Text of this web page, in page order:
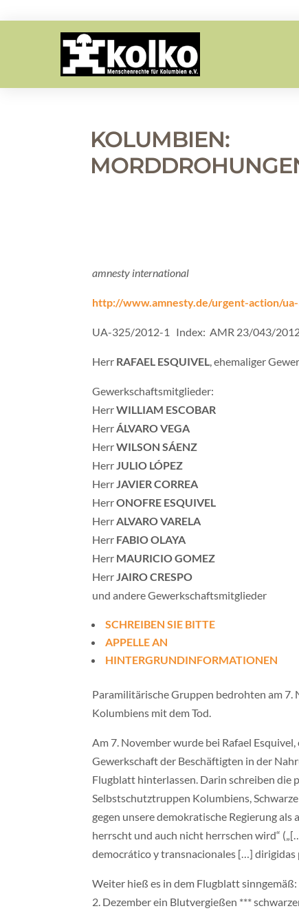
KOLUMBIEN:
amnesty international
http://www.amnesty.de/urgent-action/
UA-325/2012-1 Index: AMR 23/043/
Herr RAFAEL ESQUIVEL, ehemaliger
Gewerkschaftsmitglieder:
HerrWILLIAM ESCOBAR
HerrÁLVARO VEGA
HerrWILSON SÁENZ
HerrJULIO LÓPEZ
HerrJAVIER CORREA
HerrONOFRE ESQUIVEL
HerrALVARO VARELA
Herr FABIO OLAYA
Herr MAURICIO GOMEZ
HerrJAIRO CRESPO
und andere Gewerkschaftsmitglieder
SCHREIBEN SIE BITTE
APPELLE AN
HINTERGRUNDINFORMATIONEN
Paramilitärische Gruppen bedrohten am 7.
Kolumbiens mit dem Tod.
Am 7. November wurde bei Rafael
Gewerkschaft der Beschäftigten in der
Flugblatt hinterlassen. Darin schreiben die
Selbstschutztruppen Kolumbiens,
gegen unsere demokratische Regierung
herrscht und auch nicht herrschen wird“
democrático y transnacionales […] dirigidas
Weiter hieß es in dem Flugblatt
2. Dezember ein Blutvergießen ***